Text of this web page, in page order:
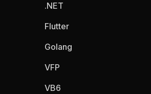
.NET
Flutter
Golang
VFP
VB6